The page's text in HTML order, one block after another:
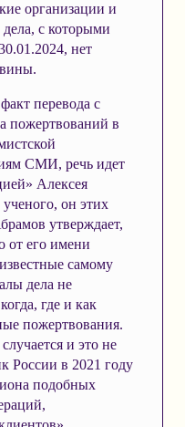
организации и
дела, с которыми
нет
вины.
перевода с
пожертвований в
СМИ, речь идет
Алексея
он этих
утверждает,
от его имени
самому
дела не
где и как
пожертвования.
и это не
России в 2021 году
подобных